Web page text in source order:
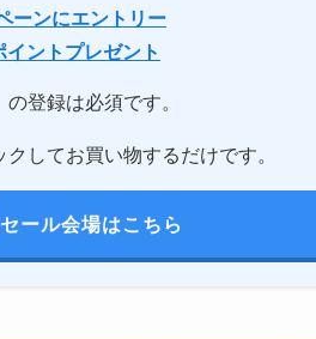
ーンにエントリー
ントプレゼント
登録は必須です。
してお買い物するだけです。
セール会場はこちら